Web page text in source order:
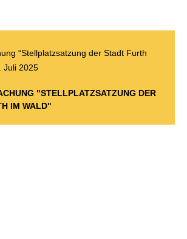
“Stellplatzsatzung der Stadt Furth
Juli 2025
"STELLPLATZSATZUNG DER
IM WALD"